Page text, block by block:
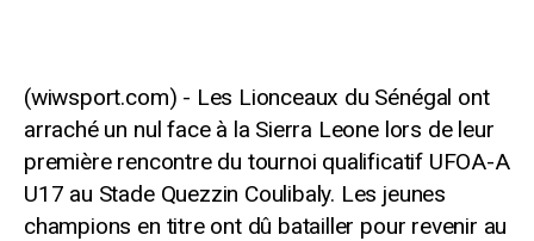
Les Lionceaux du Sénégal ont
arraché un nul face à la Sierra Leone lors de leur
première rencontre du tournoi qualificatif UFOA-A
U17 au Stade Quezzin Coulibaly. Les jeunes
champions en titre ont dû batailler pour revenir au